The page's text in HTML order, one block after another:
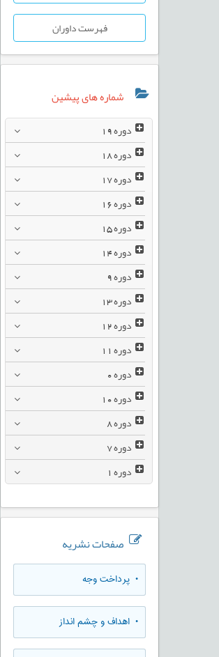
فهرست داوران
شماره های پیشین
دوره
دوره
دوره
دوره
دوره
دوره
دوره
دوره
دوره
دوره
دوره
دوره
دوره
دوره
دوره
صفحات نشریه
• پرداخت وجه
• اهداف و چشم انداز